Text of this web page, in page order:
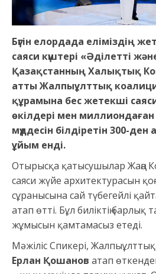
Бүгін елордада еліміздің
саяси күштері «Әділетті
Қазақстанның Халықтық
атты Жалпыұлттық
құрамына бес жетекші
өкілдері мен
мүддесін білдіретін 300-
ұйым енді.
Отырысқа қатысушылар Жаңа
саяси жүйе архитектурасын
сұранысына сай түбегейлі
атап өтті. Бұл биліктің барлық
жұмысын қамтамасыз етеді.
Мәжіліс Спикері,
Ерлан Қошанов атап